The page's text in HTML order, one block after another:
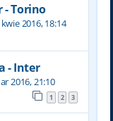
- Torino
2016, 18:14
- Inter
2016, 21:10
1 2 3